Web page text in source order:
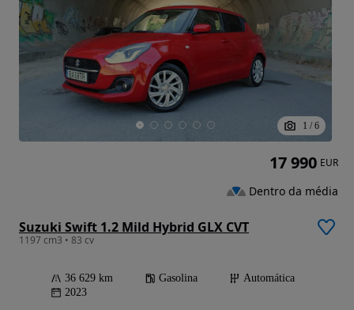
1 / 6
Suzuki Swift 1.2 Mild Hybrid GLX CVT
1197 cm3 • 83 cv
36 629 km Gasolina
Automática
2023
17 990 EUR
Dentro da média